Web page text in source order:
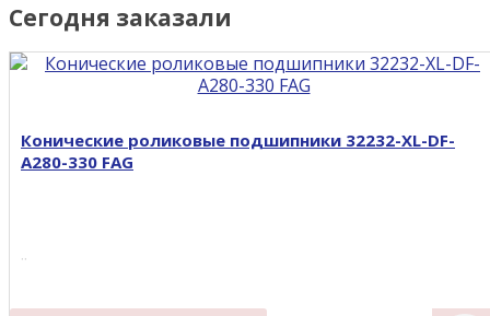
Сегодня заказали
Конические роликовые подшипники 32232-XL-DF-
A280-330 FAG
..